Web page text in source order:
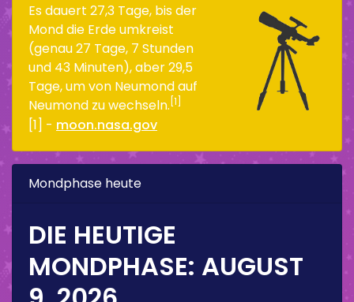
Es dauert 27,3 Tage, bis der
Mond die Erde umkreist
(genau 27 Tage, 7 Stunden
und 43 Minuten), aber 29,5
Tage, um von Neumond auf
Neumond zu wechseln. [1]
[1] - moon.nasa.gov
Mondphase heute
DIE HEUTIGE
MONDPHASE: AUGUST